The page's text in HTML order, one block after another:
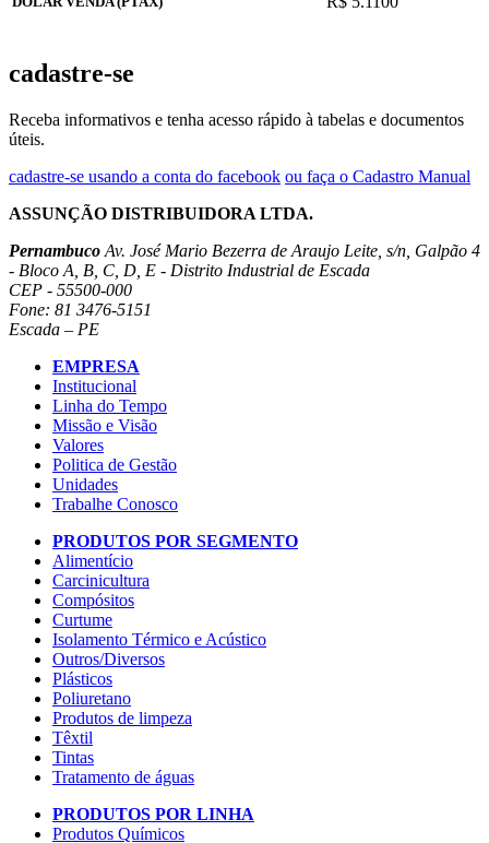
cadastre-se
Receba informativos e tenha acesso rápido à tabelas e documentos
úteis.
cadastre-se usando a conta do facebook ou faça o Cadastro Manual
ASSUNÇÃO DISTRIBUIDORA LTDA.
Pernambuco Av. José Mario Bezerra de Araujo Leite, s/n, Galpão 4
- Bloco A, B, C, D, E - Distrito Industrial de Escada
CEP - 55500-000
Fone: 81 3476-5151
Escada – PE
EMPRESA
Institucional
Linha do Tempo
Missão e Visão
Valores
Politica de Gestão
Unidades
Trabalhe Conosco
PRODUTOS POR SEGMENTO
Alimentício
Carcinicultura
Compósitos
Curtume
Isolamento Térmico e Acústico
Outros/Diversos
Plásticos
Poliuretano
Produtos de limpeza
Têxtil
Tintas
Tratamento de águas
PRODUTOS POR LINHA
Produtos Químicos